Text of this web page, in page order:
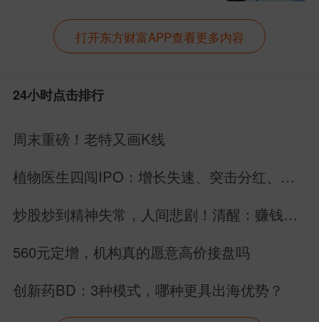
打开东方财富APP查看更多内容
24小时点击排行
周末重磅！老特又画K线
植物医生四闯IPO：增长失速、突击分红、内
炒股炒到精神失常，人间悲剧！清醒：赚钱永
560元定增，机构真的愿意高价接盘吗
创新药BD：3种模式，哪种更具出海优势？